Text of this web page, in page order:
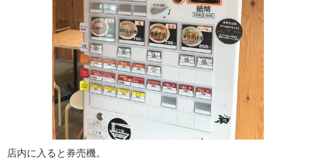
店内に入ると券売機。